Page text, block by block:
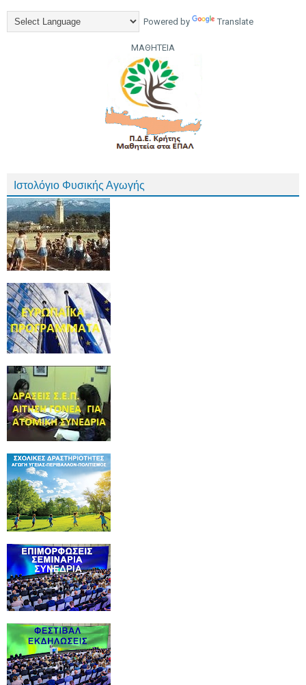
Powered by Translate
ΜΑΘΗΤΕΙΑ
Ιστολόγιο Φυσικής Αγωγής